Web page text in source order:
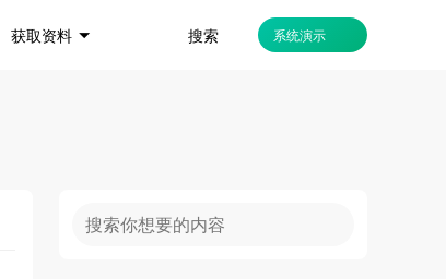
获取资料 搜索 系统演示